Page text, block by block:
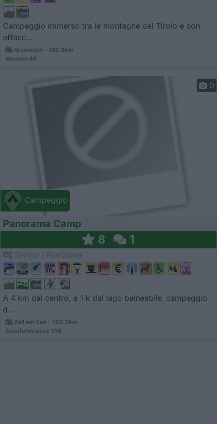
Campeggio immerso tra le montagne del Tirolo e con
affacc...
Kramsach - 102.6km
Moosen 46
Campeggio
0
Panorama Camp
8 1
A 4 km dal centro, a 1 k dal lago balneabile, campeggio
d...
Zell am See - 103.2km
Seeuferstrasse 196